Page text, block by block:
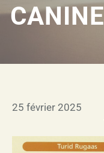
CANINE
25 février 2025